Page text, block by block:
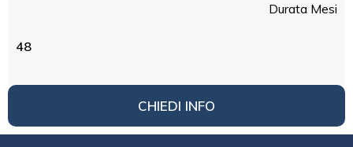
Durata Mesi
48
CHIEDI INFO